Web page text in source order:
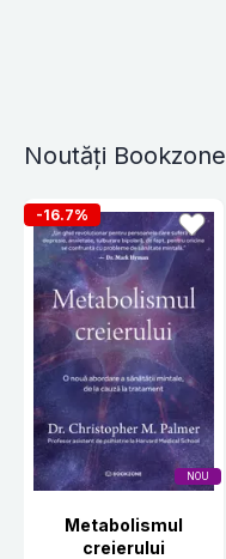
Noutăți Bookzone
NOU
-16.7%
Metabolismul
creierului